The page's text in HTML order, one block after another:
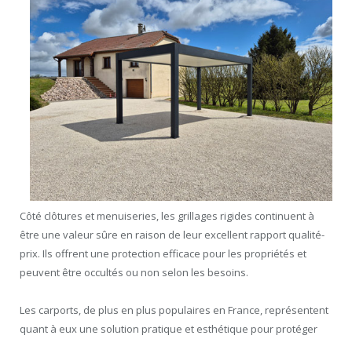
Côté clôtures et menuiseries, les grillages rigides continuent à
être une valeur sûre en raison de leur excellent rapport qualité-
prix. Ils offrent une protection efficace pour les propriétés et
peuvent être occultés ou non selon les besoins.
Les carports, de plus en plus populaires en France, représentent
quant à eux une solution pratique et esthétique pour protéger